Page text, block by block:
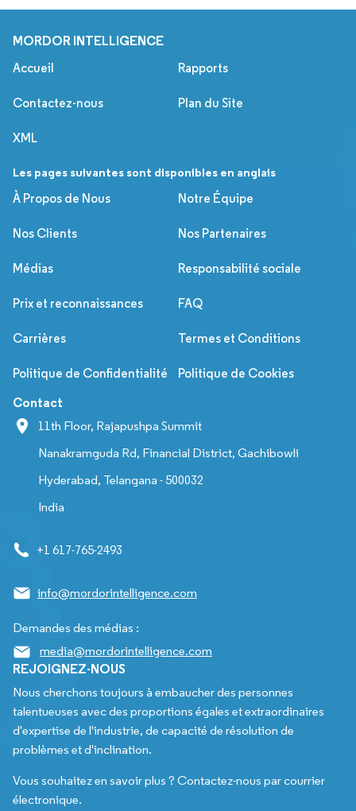
MORDOR INTELLIGENCE
Accueil Rapports
Contactez-nous Plan du Site
XML
Les pages suivantes sont disponibles en anglais
À Propos de Nous
Notre Équipe
Nos Clients Nos Partenaires
Médias Responsabilité sociale
Prix et reconnaissances FAQ
Carrières Termes et Conditions
Politique de Confidentialité Politique de Cookies
Contact
11th Floor, Rajapushpa Summit
Nanakramguda Rd, Financial District, Gachibowli
Hyderabad, Telangana - 500032
India
+1 617-765-2493
info@mordorintelligence.com
Demandes des médias :
media@mordorintelligence.com
REJOIGNEZ-NOUS
Nous cherchons toujours à embaucher des personnes
talentueuses avec des proportions égales et extraordinaires
d'expertise de l'industrie, de capacité de résolution de
problèmes et d'inclination.
Vous souhaitez en savoir plus ? Contactez-nous par courrier
électronique.